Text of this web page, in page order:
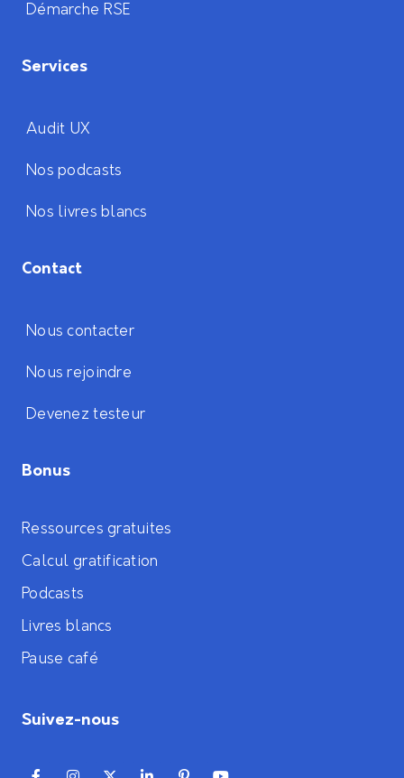
Démarche RSE
Services
Audit UX
Nos podcasts
Nos livres blancs
Contact
Nous contacter
Nous rejoindre
Devenez testeur
Bonus
Ressources gratuites
Calcul gratification
Podcasts
Livres blancs
Pause café
Suivez-nous